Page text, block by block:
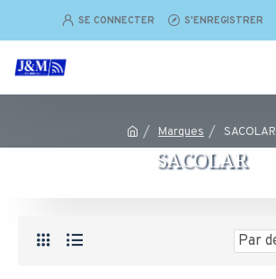
SE CONNECTER S'ENREGISTRER
Marques SACOLAR
SACOLAR